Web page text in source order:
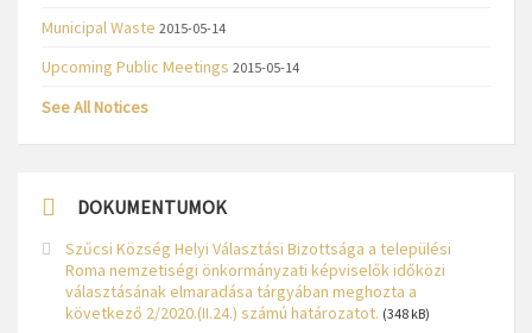
Municipal Waste 2015-05-14
Upcoming Public Meetings 2015-05-14
See All Notices
DOKUMENTUMOK
Szűcsi Község Helyi Választási Bizottsága a települési
Roma nemzetiségi önkormányzati képviselők időközi
választásának elmaradása tárgyában meghozta a
következő 2/2020.(II.24.) számú határozatot. (348 kB)